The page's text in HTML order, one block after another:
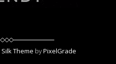
Silk Theme byPixelGrade